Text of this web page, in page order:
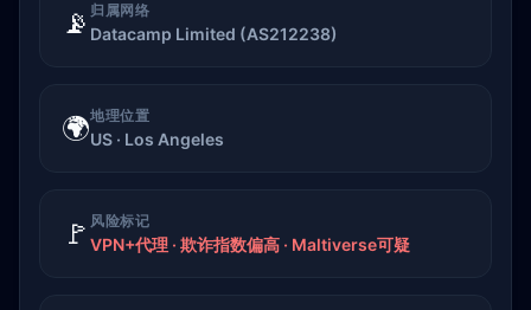
📡 归属网络
Datacamp Limited (AS212238)
🌍地理位置
US · Los Angeles
🚩 风险标记
VPN+代理 · 欺诈指数偏高 · Maltiverse可疑